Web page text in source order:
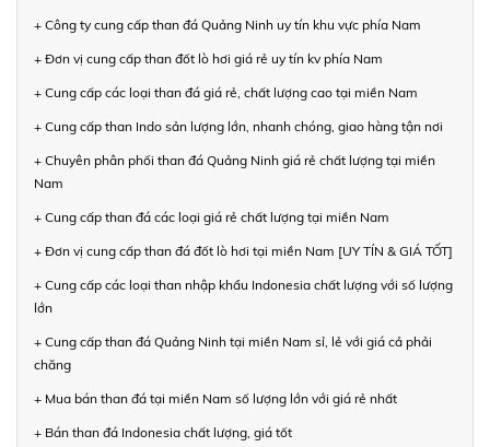
+ Công ty cung cấp than đá Quảng Ninh uy tín khu vực phía Nam
+ Đơn vị cung cấp than đốt lò hơi giá rẻ uy tín kv phía Nam
+ Cung cấp các loại than đá giá rẻ, chất lượng cao tại miền Nam
+ Cung cấp than Indo sản lượng lớn, nhanh chóng, giao hàng tận nơi
+ Chuyên phân phối than đá Quảng Ninh giá rẻ chất lượng tại miền
Nam
+ Cung cấp than đá các loại giá rẻ chất lượng tại miền Nam
+ Đơn vị cung cấp than đá đốt lò hơi tại miền Nam [UY TÍN & GIÁ TỐT]
+ Cung cấp các loại than nhập khẩu Indonesia chất lượng với số lượng
lớn
+ Cung cấp than đá Quảng Ninh tại miền Nam sỉ, lẻ với giá cả phải
chăng
+ Mua bán than đá tại miền Nam số lượng lớn với giá rẻ nhất
+ Bán than đá Indonesia chất lượng, giá tốt